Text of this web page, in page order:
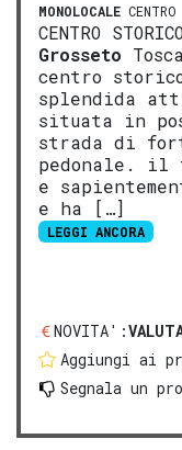
MONOLOCALE
CENTRO
Grosseto
centro
splendida
situata in
strada di
pedonale. il
e
e ha […]
LEGGI ANCORA
NOVITA':
Aggiungi ai
Segnala un